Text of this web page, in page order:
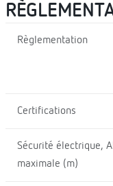
Règlementation
Certifications
Sécurité électrique,
maximale (m)